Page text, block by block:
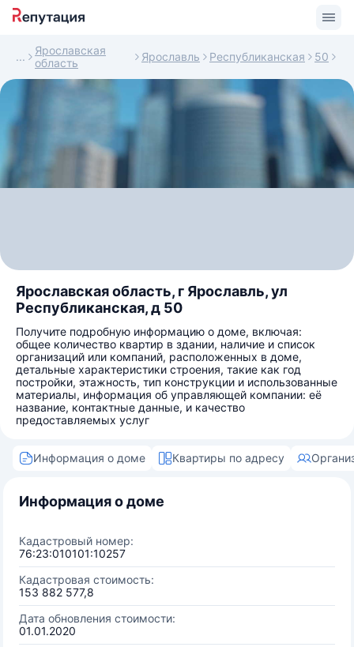
Ярославская
область
Ярославль Республиканская 50
Ярославская область, г Ярославль, ул
Республиканская, д 50
Получите подробную информацию о доме, включая:
общее количество квартир в здании, наличие и список
организаций или компаний, расположенных в доме,
детальные характеристики строения, такие как год
постройки, этажность, тип конструкции и использованные
материалы, информация об управляющей компании: её
название, контактные данные, и качество
предоставляемых услуг
Информация о доме Квартиры по адресу
Информация о доме
Кадастровый номер:
76:23:010101:10257
Кадастровая стоимость:
153 882 577,8
Дата обновления стоимости:
01.01.2020